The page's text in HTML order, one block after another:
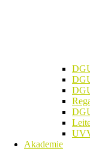
Akademie